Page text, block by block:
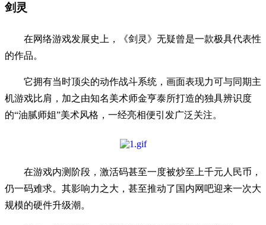
剑灵
在网络游戏发展史上，《剑灵》无疑曾是一款极具代表性
的作品。
它拥有当时顶尖的动作战斗系统，画面表现力可与同期主
机游戏比肩，加之由知名美术师金亨泰所打造的独具辨识度
的“油腻师姐”美术风格，一经亮相便引发广泛关注。
在游戏内测阶段，激活码甚至一度被炒至上千元人民币，
仍一码难求。其影响力之大，甚至推动了国内网吧迎来一次大
规模的硬件升级潮。